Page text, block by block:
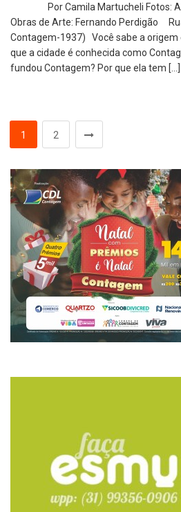
Por Camila Martucheli Fotos:
Obras de Arte: Fernando Perdigão
Contagem-1937) Você sabe a origem
que a cidade é conhecida como
fundou Contagem? Por que ela tem […]
1 2